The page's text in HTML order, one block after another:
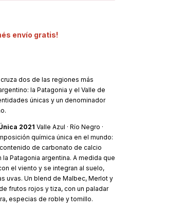
envío gratis!
dos de las regiones más
la Patagonia y el Valle de
únicas y un denominador
2021 Valle Azul · Río Negro ·
química única en el mundo:
de carbonato de calcio
Patagonia argentina. A medida que
el viento y se integran al suelo,
uvas. Un blend de Malbec, Merlot y
frutos rojos y tiza, con un paladar
especias de roble y tomillo.